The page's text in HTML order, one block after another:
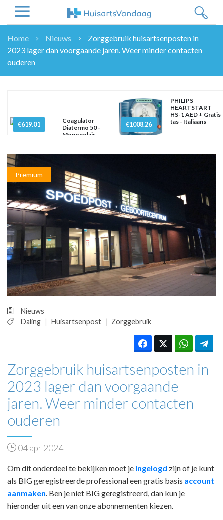
NIEUWS
ZORGVERZEKERAARS
ICT
DOSSIER
ENQUÊTES
NHG
LHV
OPINIE
HUISARTSENPOST
PRAKTIJKZAKEN
TARIEVEN
VPHUISARTSEN
MEDISCHE VAKHANDEL
INLOGGEN
Home Nieuws
Zorggebruik huisartsenposten in
2023 lager dan voorgaande jaren. Weer minder contacten
ouderen
€619.01
Coagulator
Diatermo 50 -
Monopolair
€1008.26
PHILIPS
HEARTSTART
HS-1 AED + Gratis
tas - Italiaans
Premium
Nieuws
Daling
Huisartsenpost Zorggebruik
Zorggebruik huisartsenposten in
2023 lager dan voorgaande
jaren. Weer minder contacten
ouderen
04 apr 2024
Om dit onderdeel te bekijken moet je ingelogd zijn of je kunt
als BIG geregistreerde professional een gratis basis account
aanmaken . Ben je niet BIG geregistreerd, dan kun je
hieronder uit een van onze abonnementen kiezen.